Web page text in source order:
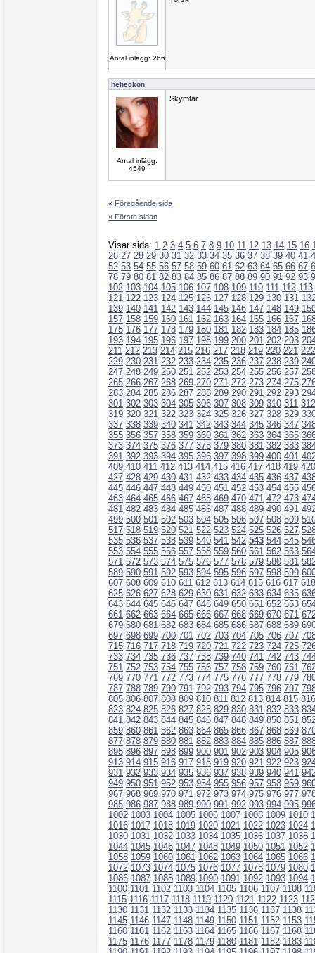
Antal inlägg: 266
heheckon
Antal inlägg:
4549
Skymtar
« Föregående sida
« Första sidan
Visar sida: 1 2 3 4 5 6 7 8 9 10 11 12 13 14 15 16
26 27 28 29 30 31 32 33 34 35 36 37 38 39 40 41
52 53 54 55 56 57 58 59 60 61 62 63 64 65 66 67
78 79 80 81 82 83 84 85 86 87 88 89 90 91 92 93
102 103 104 105 106 107 108 109 110 111 112 113
121 122 123 124 125 126 127 128 129 130 131
139 140 141 142 143 144 145 146 147 148 149
157 158 159 160 161 162 163 164 165 166 167
175 176 177 178 179 180 181 182 183 184 185
193 194 195 196 197 198 199 200 201 202 203
211 212 213 214 215 216 217 218 219 220 221 222
229 230 231 232 233 234 235 236 237 238 239
247 248 249 250 251 252 253 254 255 256 257
265 266 267 268 269 270 271 272 273 274 275
283 284 285 286 287 288 289 290 291 292 293
301 302 303 304 305 306 307 308 309 310 311 312
319 320 321 322 323 324 325 326 327 328 329
337 338 339 340 341 342 343 344 345 346 347
355 356 357 358 359 360 361 362 363 364 365
373 374 375 376 377 378 379 380 381 382 383
391 392 393 394 395 396 397 398 399 400 401
409 410 411 412 413 414 415 416 417 418 419 420
427 428 429 430 431 432 433 434 435 436 437
445 446 447 448 449 450 451 452 453 454 455
463 464 465 466 467 468 469 470 471 472 473
481 482 483 484 485 486 487 488 489 490 491
499 500 501 502 503 504 505 506 507 508 509
517 518 519 520 521 522 523 524 525 526 527
535 536 537 538 539 540 541 542 543 544 545
553 554 555 556 557 558 559 560 561 562 563
571 572 573 574 575 576 577 578 579 580 581
589 590 591 592 593 594 595 596 597 598 599
607 608 609 610 611 612 613 614 615 616 617 618
625 626 627 628 629 630 631 632 633 634 635
643 644 645 646 647 648 649 650 651 652 653
661 662 663 664 665 666 667 668 669 670 671
679 680 681 682 683 684 685 686 687 688 689
697 698 699 700 701 702 703 704 705 706 707
715 716 717 718 719 720 721 722 723 724 725
733 734 735 736 737 738 739 740 741 742 743
751 752 753 754 755 756 757 758 759 760 761
769 770 771 772 773 774 775 776 777 778 779
787 788 789 790 791 792 793 794 795 796 797
805 806 807 808 809 810 811 812 813 814 815 816
823 824 825 826 827 828 829 830 831 832 833
841 842 843 844 845 846 847 848 849 850 851
859 860 861 862 863 864 865 866 867 868 869
877 878 879 880 881 882 883 884 885 886 887
895 896 897 898 899 900 901 902 903 904 905
913 914 915 916 917 918 919 920 921 922 923
931 932 933 934 935 936 937 938 939 940 941
949 950 951 952 953 954 955 956 957 958 959
967 968 969 970 971 972 973 974 975 976 977
985 986 987 988 989 990 991 992 993 994 995
1002 1003 1004 1005 1006 1007 1008 1009 1010
1016 1017 1018 1019 1020 1021 1022 1023 1024
1030 1031 1032 1033 1034 1035 1036 1037 1038
1044 1045 1046 1047 1048 1049 1050 1051 1052
1058 1059 1060 1061 1062 1063 1064 1065 1066
1072 1073 1074 1075 1076 1077 1078 1079 1080
1086 1087 1088 1089 1090 1091 1092 1093 1094
1100 1101 1102 1103 1104 1105 1106 1107 1108
1115 1116 1117 1118 1119 1120 1121 1122 1123
1130 1131 1132 1133 1134 1135 1136 1137 1138
1145 1146 1147 1148 1149 1150 1151 1152 1153
1160 1161 1162 1163 1164 1165 1166 1167 1168
1175 1176 1177 1178 1179 1180 1181 1182 1183